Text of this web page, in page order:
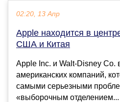
02:20, 13 Апр
Apple находится в
США и Китая
Apple Inc. и Walt-Disney Co.
американских компаний,
самыми серьезными
«выборочным отделением...